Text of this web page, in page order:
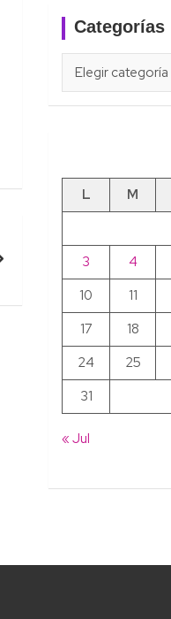
Categorías
L
M
3
4
10
11
17
18
24
25
31
« Jul